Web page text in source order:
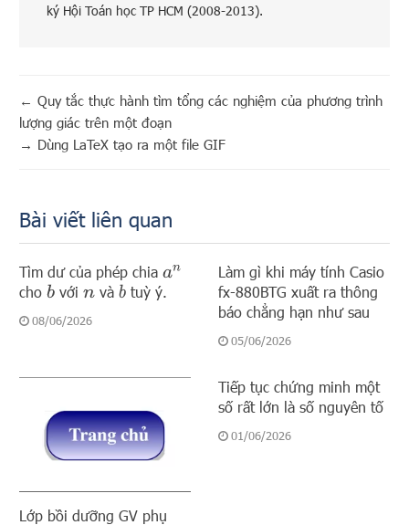
ký Hội Toán học TP HCM (2008-2013).
← Quy tắc thực hành tìm tổng các nghiệm của phương trình
lượng giác trên một đoạn
→ Dùng LaTeX tạo ra một file GIF
Bài viết liên quan
Tìm dư của phép chiaan
chob vớinvà b tuỳ ý.
08/06/2026
Làm gì khi máy tính Casio
fx-880BTG xuất ra thông
báo chẳng hạn như sau
05/06/2026
Lớp bồi dưỡng GV phụ
Tiếp tục chứng minh một
số rất lớn là số nguyên tố
01/06/2026